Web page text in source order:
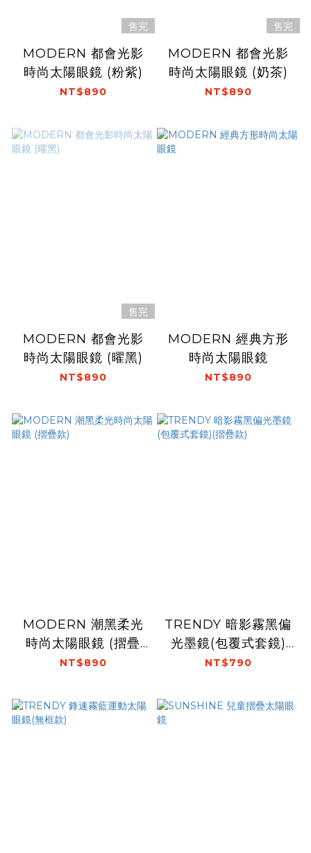
售完
MODERN 都會光影
時尚太陽眼鏡 (粉紫)
NT$890
售完
MODERN 都會光影
時尚太陽眼鏡 (奶茶)
NT$890
售完
MODERN 都會光影
時尚太陽眼鏡 (曜黑)
NT$890
MODERN 經典方形
時尚太陽眼鏡
NT$890
MODERN 潮黑柔光
時尚太陽眼鏡 (摺疊
款)
NT$890
TRENDY 暗影霧黑偏
光墨鏡(包覆式套鏡)
(摺疊款)
NT$790